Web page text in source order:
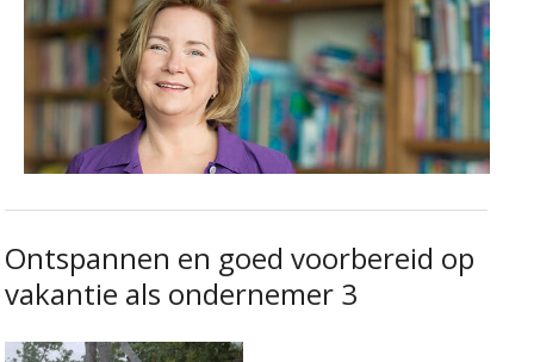
Ontspannen en goed voorbereid op
vakantie als ondernemer 3